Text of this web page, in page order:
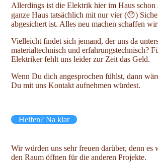
Allerdings ist die Elektrik hier im Haus schon
ganze Haus tatsächlich mit nur vier (😯)
abgesichert ist. Alles neu machen schaffen
Vielleicht findet sich jemand, der uns da
materialtechnisch und erfahrungstechnisch?
Elektriker fehlt uns leider zur Zeit das Geld.
Wenn Du dich angesprochen fühlst, dann
Du mit uns Kontakt aufnehmen würdest.
Helfen? Na klar
Wir würden uns sehr freuen darüber, denn es
den Raum öffnen für die anderen Projekte.